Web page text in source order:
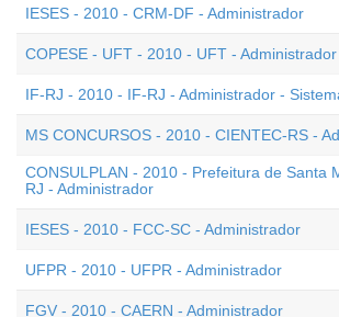
IESES - 2010 - CRM-DF - Administrador
COPESE - UFT - 2010 - UFT - Administrador
IF-RJ - 2010 - IF-RJ - Administrador -
MS CONCURSOS - 2010 - CIENTEC-RS -
CONSULPLAN - 2010 - Prefeitura de Santa
RJ - Administrador
IESES - 2010 - FCC-SC - Administrador
UFPR - 2010 - UFPR - Administrador
FGV - 2010 - CAERN - Administrador